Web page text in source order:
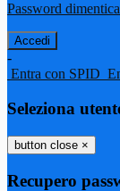
Password
-
Entra con SPID
Seleziona
button close ×
Recupero